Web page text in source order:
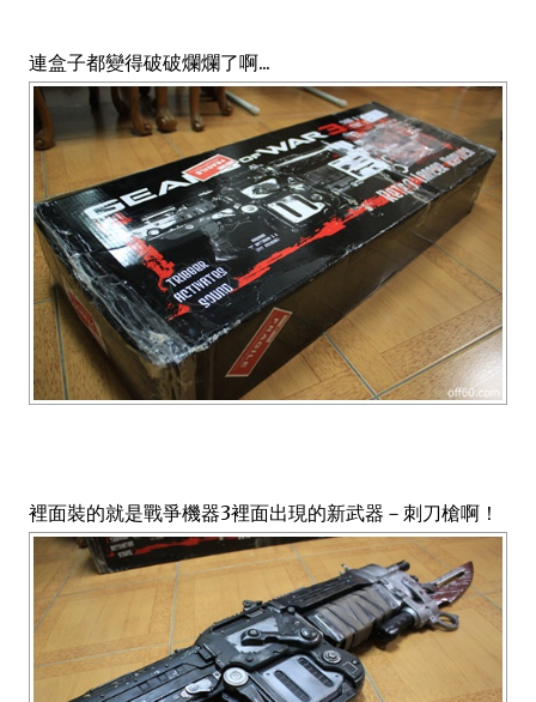
連盒子都變得破破爛爛了啊...
裡面裝的就是戰爭機器3裡面出現的新武器－刺刀槍啊！